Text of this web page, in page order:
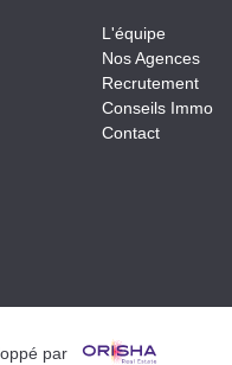
L'équipe
Nos Agences
Recrutement
Conseils Immo
Contact
par